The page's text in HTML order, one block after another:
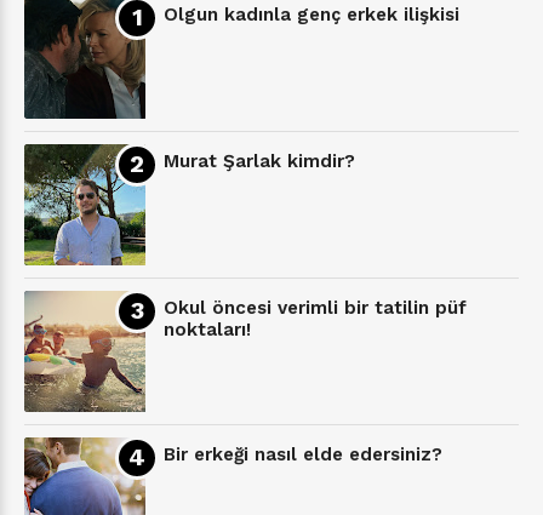
Olgun kadınla genç erkek ilişkisi
Murat Şarlak kimdir?
Okul öncesi verimli bir tatilin püf
noktaları!
Bir erkeği nasıl elde edersiniz?